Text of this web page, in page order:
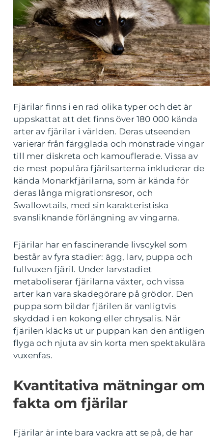
Fjärilar finns i en rad olika typer och det är
uppskattat att det finns över 180 000 kända
arter av fjärilar i världen. Deras utseenden
varierar från färgglada och mönstrade vingar
till mer diskreta och kamouflerade. Vissa av
de mest populära fjärilsarterna inkluderar de
kända Monarkfjärilarna, som är kända för
deras långa migrationsresor, och
Swallowtails, med sin karakteristiska
svansliknande förlängning av vingarna.
Fjärilar har en fascinerande livscykel som
består av fyra stadier: ägg, larv, puppa och
fullvuxen fjäril. Under larvstadiet
metaboliserar fjärilarna växter, och vissa
arter kan vara skadegörare på grödor. Den
puppa som bildar fjärilen är vanligtvis
skyddad i en kokong eller chrysalis. När
fjärilen kläcks ut ur puppan kan den äntligen
flyga och njuta av sin korta men spektakulära
vuxenfas.
Kvantitativa mätningar om
fakta om fjärilar
Fjärilar är inte bara vackra att se på, de har